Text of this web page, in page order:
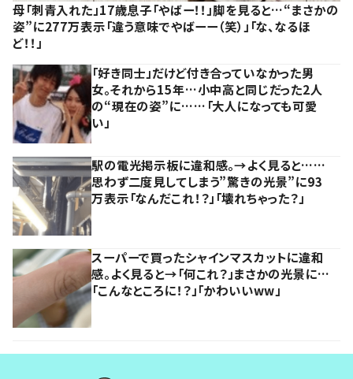
母「刺青入れた」17歳息子「やばー！！」脚を見ると…“まさかの
姿”に277万表示「違う意味でやばーー（笑）」「な、なるほ
ど！！」
「好き同士」だけど付き合っていなかった男
女。それから15年…小中高と同じだった2人
の“現在の姿”に……「大人になっても可愛
い」
駅の電光掲示板に違和感。→よく見ると……
思わず二度見してしまう”驚きの光景”に93
万表示「なんだこれ！？」「壊れちゃった？」
スーパーで買ったシャインマスカットに違和
感。よく見ると→「何これ？」まさかの光景に…
「こんなところに！？」「かわいいww」